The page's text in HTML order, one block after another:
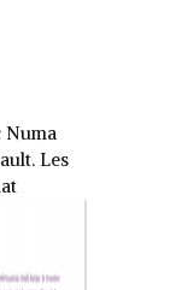
Numa
Les